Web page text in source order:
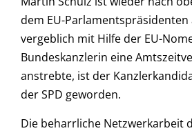
dem EU-
vergeblich mit Hilfe der EU-
Bundeskanzlerin eine
anstrebte, ist der
der SPD geworden.
Die beharrliche Netzwerkarbeit